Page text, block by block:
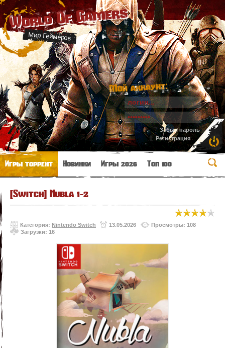
World Of Gamers
Мир Геймеров
Мой аккаунт:
Забыл пароль
Регистрация
Игры торрент Новинки Игры 2026 Топ 100
[Switch] Nubla 1-2
Категория: Nintendo Switch 13.05.2026
Просмотры: 108
Загрузки: 16